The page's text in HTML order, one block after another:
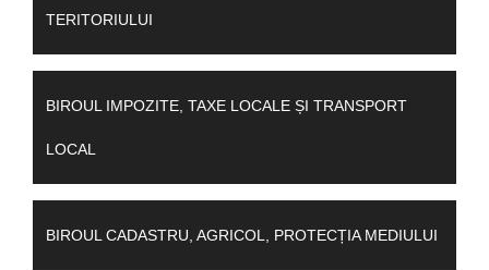
TERITORIULUI
BIROUL IMPOZITE, TAXE LOCALE ȘI TRANSPORT
LOCAL
BIROUL CADASTRU, AGRICOL, PROTECȚIA MEDIULUI